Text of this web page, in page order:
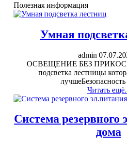
Полезная информация
Умная
admin
ОСВЕЩЕНИЕ БЕЗ
подсветка лестницы
лучшеБезопасность
Читать
Система резервного
дома